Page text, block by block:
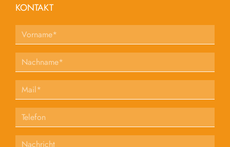
KONTAKT